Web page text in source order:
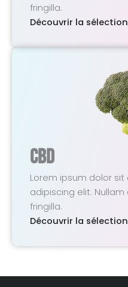
fringilla.
Découvrir la sélection
CBD
Lorem ipsum dolor
adipiscing elit.
fringilla.
Découvrir la sélection